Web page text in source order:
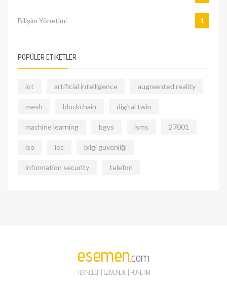
Bilişim Yönetimi 1
POPÜLER ETİKETLER
iot artificial intelligence augmented reality
mesh blockchain digital twin
machine learning bgys isms 27001
iso iec bilgi güvenliği
information security telefon
esemen.com
TEKNOLOJİ | GÜVENLİK | YÖNETİM